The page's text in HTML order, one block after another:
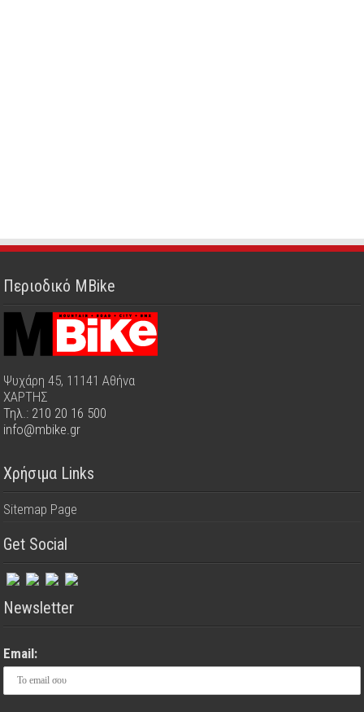
Περιοδικό MBike
Ψυχάρη 45, 11141 Αθήνα
ΧΑΡΤΗΣ
Τηλ.: 210 20 16 500
info@mbike.gr
Χρήσιμα Links
Sitemap Page
Get Social
Newsletter
Email: